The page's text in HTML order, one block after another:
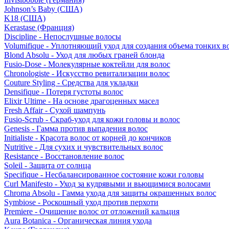
Johnson’s Baby (США)
K18 (США)
Kerastase (Франция)
Discipline - Непослушные волосы
Volumifique - Уплотняющий уход для создания объема тонких
Blond Absolu - Уход для любых граней блонда
Fusio-Dose - Молекулярные коктейли для волос
Chronologiste - Искусство ревитализации волос
Couture Styling - Средства для укладки
Densifique - Потеря густоты волос
Elixir Ultime - На основе драгоценных масел
Fresh Affair - Сухой шампунь
Fusio-Scrub - Скраб-уход для кожи головы и волос
Genesis - Гамма против выпадения волос
Initialiste - Красота волос от корней до кончиков
Nutritive - Для сухих и чувствительных волос
Resistance - Восстановление волос
Soleil - Защита от солнца
Specifique - Несбалансированное состояние кожи головы
Curl Manifesto - Уход за кудрявыми и вьющимися волосами
Chroma Absolu - Гамма ухода для защиты окрашенных волос
Symbiose - Роскошный уход против перхоти
Premiere - Очищение волос от отложений кальция
Aura Botanica - Органическая линия ухода